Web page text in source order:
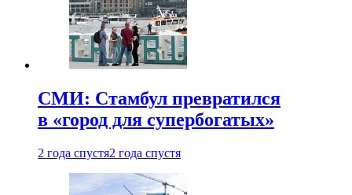
СМИ: Стамбул превратился
в «город для супербогатых»
2 года спустя2 года спустя